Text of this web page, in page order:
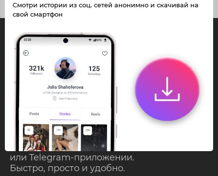
InstaPie
Смотри Stories и
скачивай Reels без
ограничений!
Переходи в ИнстаПай бот - смотри и
скачивайStories,Reels
или Telegram-приложении.
Быстро, просто и удобно.
Смотри истории из соц. сетей анонимно и скачивай на
свой смартфон